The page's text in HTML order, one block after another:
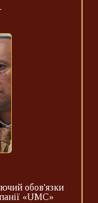
обов'язки
«UMC»